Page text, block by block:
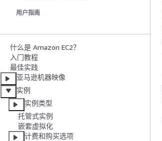
用户指南
什么是 Amazon EC2？
入门教程
最佳实践
亚马逊机器映像
实例
实例类型
托管式实例
嵌套虚拟化
计费和购买选项